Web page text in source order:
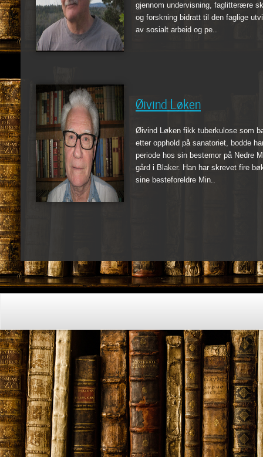
gjennom undervisning, faglitterære
og forskning bidratt til den faglige
av sosialt arbeid og pe..
Øivind Løken
Øivind Løken fikk tuberkulose som
etter opphold på sanatoriet, bodde
periode hos sin bestemor på Nedre
gård i Blaker. Han har skrevet fire
sine besteforeldre Min..